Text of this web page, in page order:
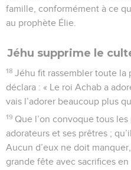
famille, conformément à ce
au prophète Élie.
Jéhu supprime le
18 Jéhu fit rassembler toute la
déclara : « Le roi Achab a
vais l’adorer beaucoup plus
19 Que l’on convoque tous
adorateurs et ses prêtres ;
Aucun d’eux ne doit
grande fête avec sacrifices